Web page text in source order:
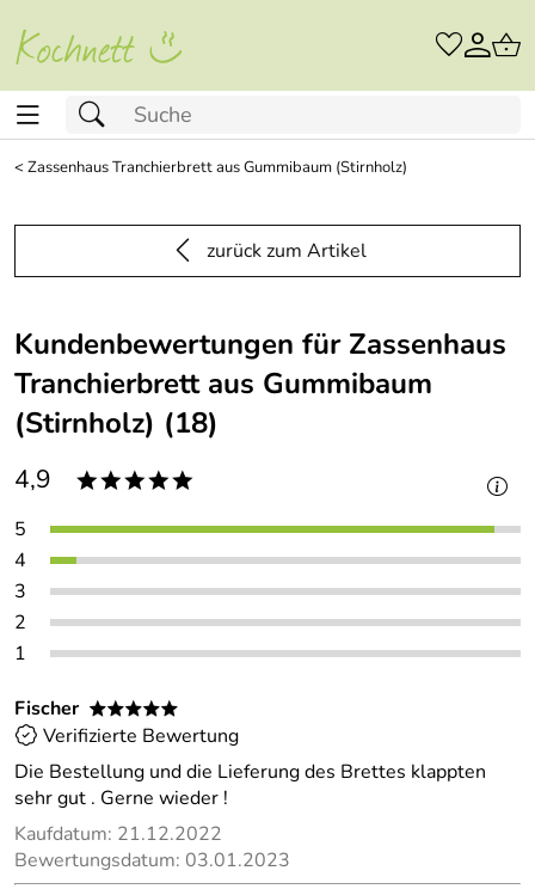
<Zassenhaus Tranchierbrett aus Gummibaum (Stirnholz)
zurück zum Artikel
Kundenbewertungen für Zassenhaus
Tranchierbrett aus Gummibaum
(Stirnholz) (18)
4,9 *****
5
4
3
2
1
Fischer *****
Verifizierte Bewertung
Die Bestellung und die Lieferung des Brettes klappten
sehr gut . Gerne wieder !
Kaufdatum: 21.12.2022
Bewertungsdatum: 03.01.2023